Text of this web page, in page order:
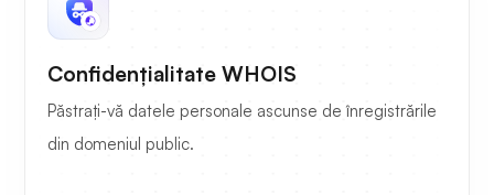
Confidențialitate WHOIS
Păstrați-vă datele personale ascunse de înregistrările
din domeniul public.